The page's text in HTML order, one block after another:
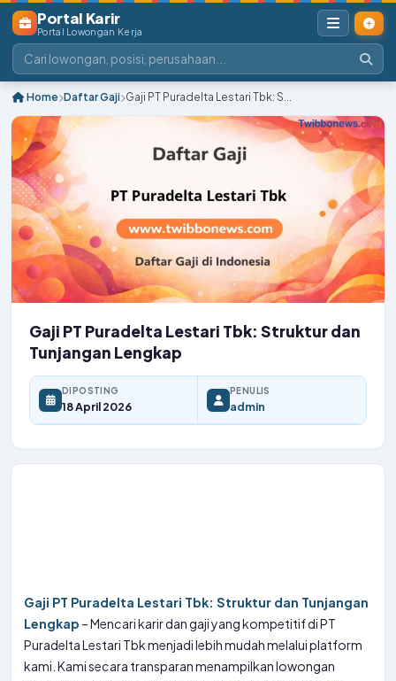
Portal Karir
Portal Lowongan Kerja
Home Daftar Gaji Gaji PT Puradelta Lestari Tbk: S...
Gaji PT Puradelta Lestari Tbk: Struktur dan
Tunjangan Lengkap
DIPOSTING
18 April 2026
PENULIS
admin
Gaji PT Puradelta Lestari Tbk: Struktur dan Tunjangan
Lengkap – Mencari karir dan gaji yang kompetitif di PT
Puradelta Lestari Tbk menjadi lebih mudah melalui platform
kami. Kami secara transparan menampilkan lowongan